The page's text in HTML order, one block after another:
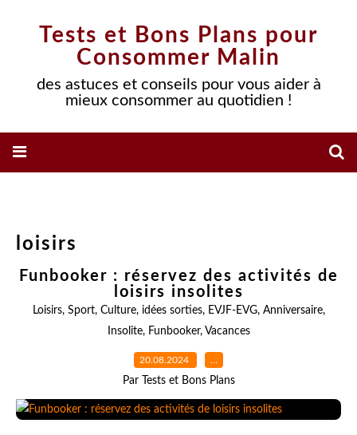
Tests et Bons Plans pour
Consommer Malin
des astuces et conseils pour vous aider à
mieux consommer au quotidien !
loisirs
Funbooker : réservez des activités de
loisirs insolites
Loisirs, Sport, Culture, idées sorties, EVJF-EVG, Anniversaire,
Insolite, Funbooker, Vacances
20.08.2024 …
Par Tests et Bons Plans